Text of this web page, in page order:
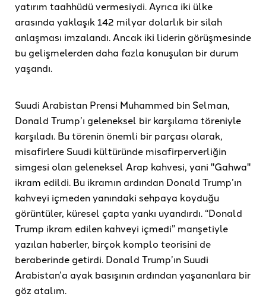
yatırım taahhüdü vermesiydi. Ayrıca iki ülke
arasında yaklaşık 142 milyar dolarlık bir silah
anlaşması imzalandı. Ancak iki liderin görüşmesinde
bu gelişmelerden daha fazla konuşulan bir durum
yaşandı.
Suudi Arabistan Prensi Muhammed bin Selman,
Donald Trump’ı geleneksel bir karşılama töreniyle
karşıladı. Bu törenin önemli bir parçası olarak,
misafirlere Suudi kültüründe misafirperverliğin
simgesi olan geleneksel Arap kahvesi, yani "Gahwa"
ikram edildi. Bu ikramın ardından Donald Trump’ın
kahveyi içmeden yanındaki sehpaya koyduğu
görüntüler, küresel çapta yankı uyandırdı. “Donald
Trump ikram edilen kahveyi içmedi” manşetiyle
yazılan haberler, birçok komplo teorisini de
beraberinde getirdi. Donald Trump’ın Suudi
Arabistan’a ayak basışının ardından yaşananlara bir
göz atalım.